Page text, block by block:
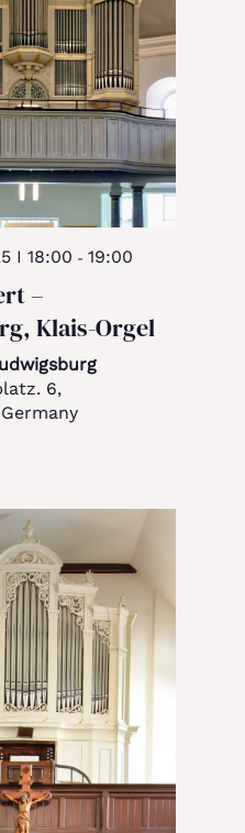
I 18:00 - 19:00
–
Klais-Orgel
6,